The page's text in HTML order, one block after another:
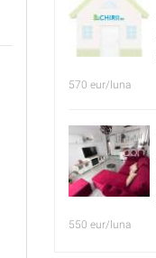
570 eur/luna
550 eur/luna